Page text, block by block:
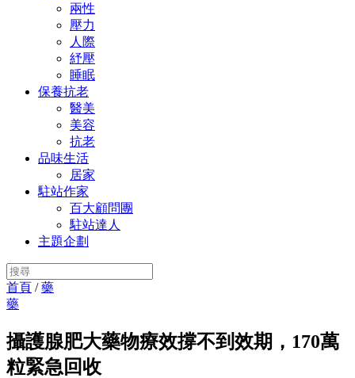
兩性
壓力
人際
紓壓
睡眠
保養抗老
醫美
美容
抗老
品味生活
居家
駐站作家
百大顧問團
駐站達人
主題企劃
首頁 /藥
藥
攝護腺肥大藥物療效撐不到效期，170萬
粒緊急回收